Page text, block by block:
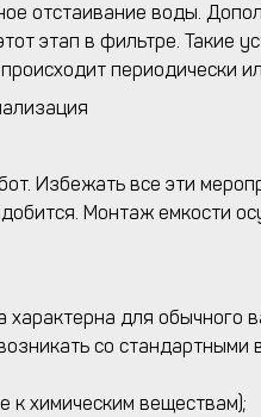
отстаивание воды.
этап в фильтре. Такие
периодически
Избежать все эти
Монтаж емкости
для обычного
со
к химическим веществам);